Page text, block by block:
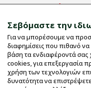
Πληροφορίες
Εταιρικό Προφίλ
Όροι χρήσης
Μεγεθολόγιο
Επικοινωνία
Σεβόμαστε την
Για να μπορέσουμε να
διαφημίσεις που πιθανό
βάση τα ενδιαφέροντά σας
cookies, για επεξεργασία
χρήση των τεχνολογιών
δυνατότητα να